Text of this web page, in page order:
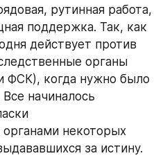
рутинная работа,
поддержка. Так, как
действует против
органы
ФСК), когда нужно было
начиналось
некоторых
за истину.